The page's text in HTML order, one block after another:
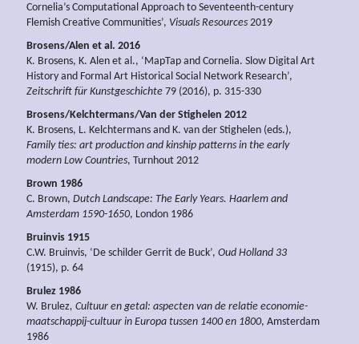
Cornelia’s Computational Approach to Seventeenth-century
Flemish Creative Communities’, Visuals Resources 2019
Brosens/Alen et al. 2016
K. Brosens, K. Alen et al., ‘MapTap and Cornelia. Slow Digital Art
History and Formal Art Historical Social Network Research’,
Zeitschrift für Kunstgeschichte 79 (2016), p. 315-330
Brosens/Kelchtermans/Van der Stighelen 2012
K. Brosens, L. Kelchtermans and K. van der Stighelen (eds.),
Family ties: art production and kinship patterns in the early
modern Low Countries, Turnhout 2012
Brown 1986
C. Brown, Dutch Landscape: The Early Years. Haarlem and
Amsterdam 1590-1650, London 1986
Bruinvis 1915
C.W. Bruinvis, ‘De schilder Gerrit de Buck’, Oud Holland 33
(1915), p. 64
Brulez 1986
W. Brulez, Cultuur en getal: aspecten van de relatie economie-
maatschappij-cultuur in Europa tussen 1400 en 1800, Amsterdam
1986